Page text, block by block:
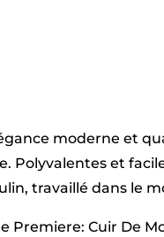
moderne et
et
travaillé dans le
Premiere: Cuir De